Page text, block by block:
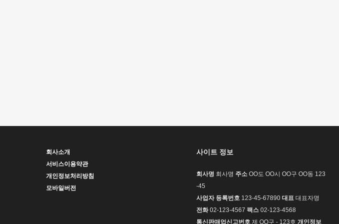
회사소개
서비스이용약관
개인정보처리방침
모바일버전
사이트 정보
회사명 회사명 주소 OO도 OO시 OO구 OO동 123
-45
사업자 등록번호 123-45-67890 대표 대표자명
전화02-123-4567 팩스 02-123-4568
통신판매업신고번호 제 OO구 - 123호 개인정보